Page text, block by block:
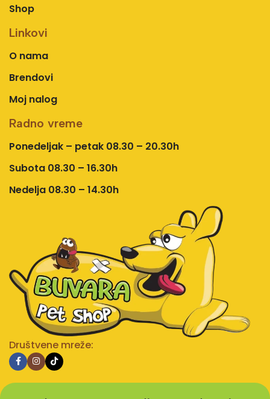
Shop
Linkovi
O nama
Brendovi
Moj nalog
Radno vreme
Ponedeljak – petak 08.30 – 20.30h
Subota 08.30 – 16.30h
Nedelja 08.30 – 14.30h
Društvene mreže: